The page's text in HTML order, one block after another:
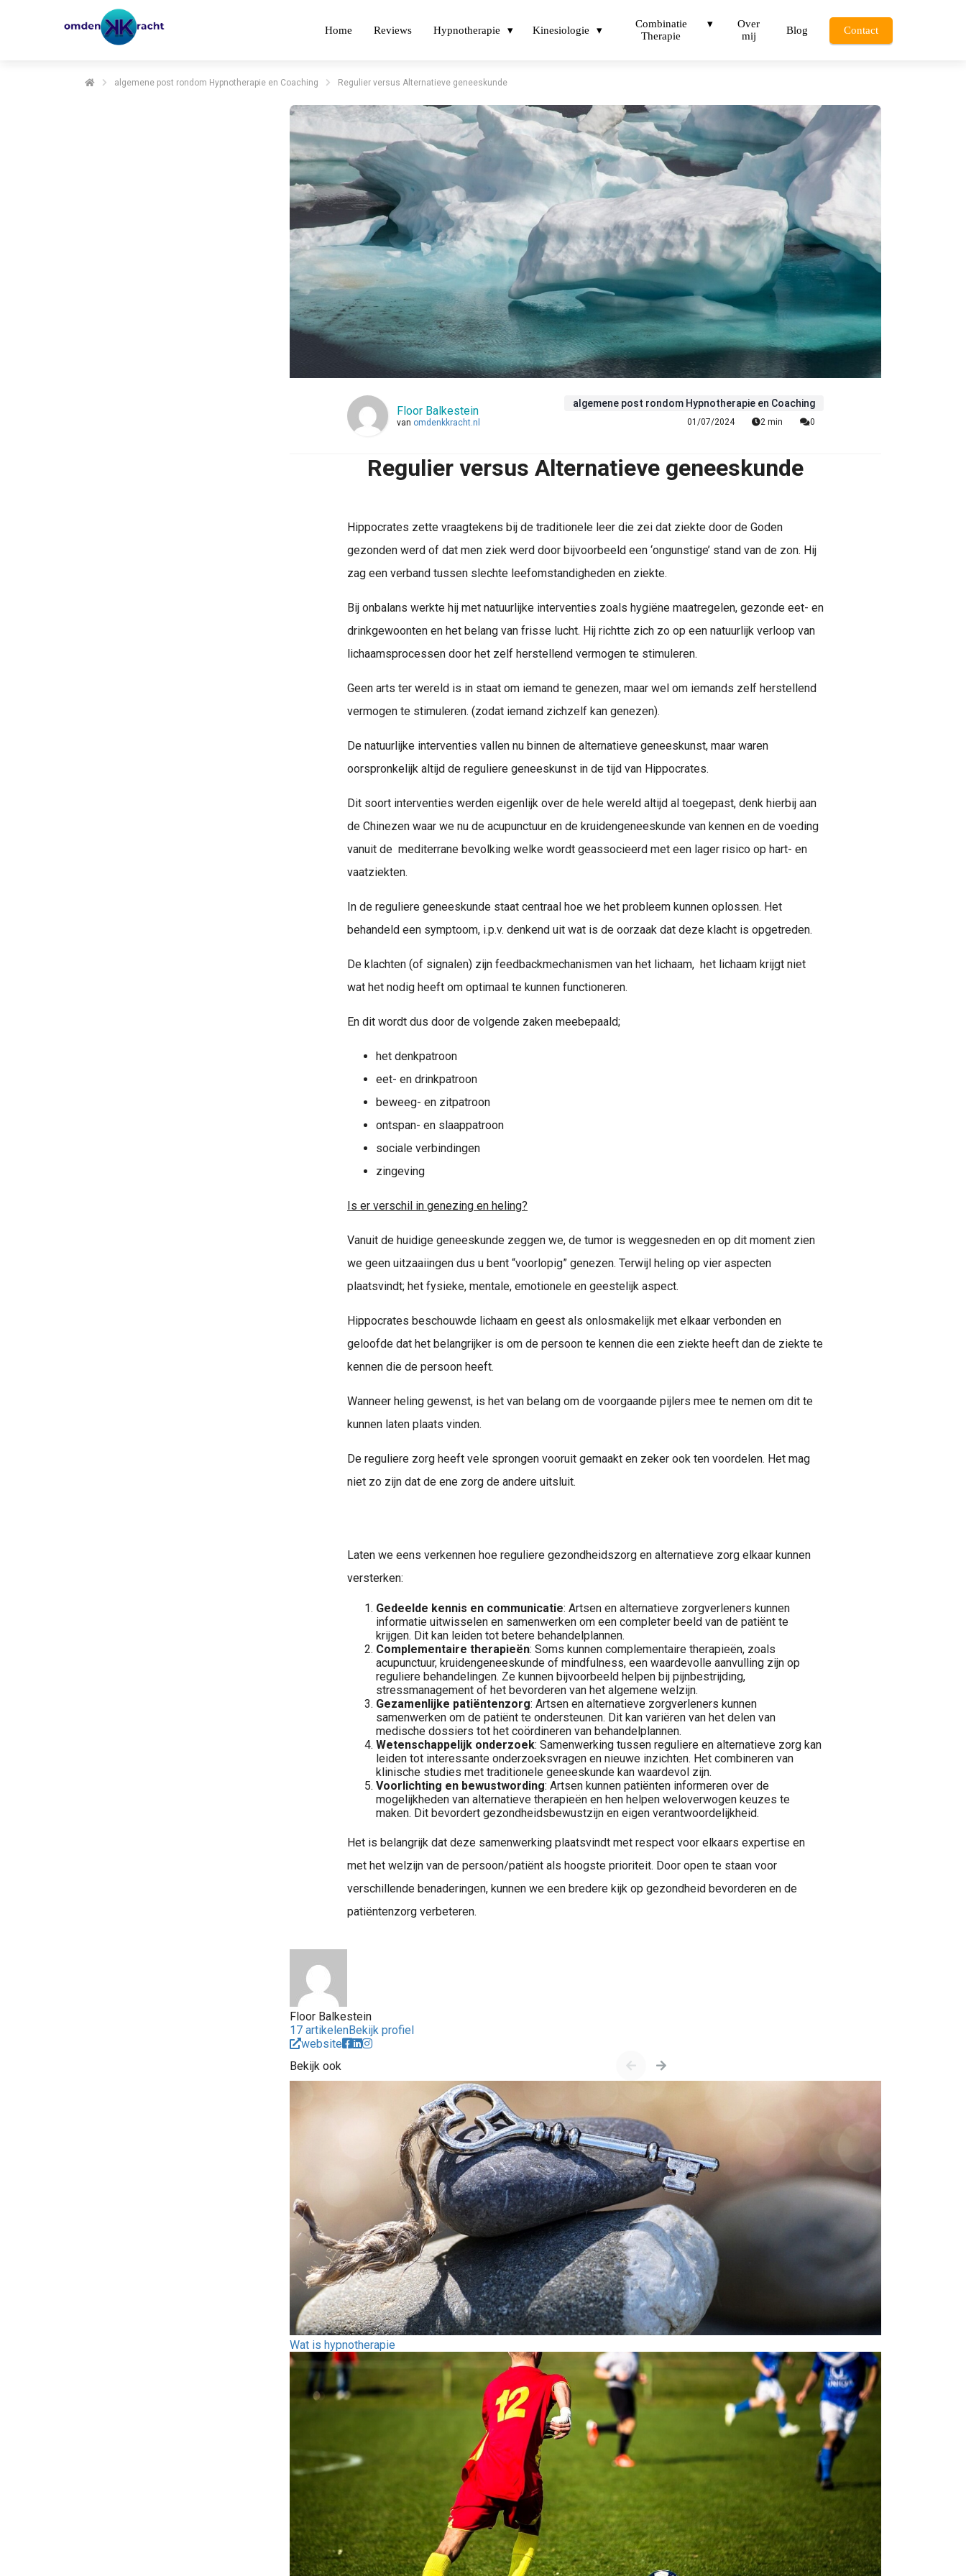
Home Reviews Hypnotherapie Kinesiologie
Combinatie
Therapie
Over
mij
Blog Contact
algemene post rondom Hypnotherapie en Coaching Regulier versus Alternatieve geneeskunde
Floor Balkestein
van omdenkkracht.nl
algemene post rondom Hypnotherapie en Coaching
01/07/2024 2 min 0
Regulier versus Alternatieve geneeskunde
Hippocrates zette vraagtekens bij de traditionele leer die zei dat ziekte door de Goden
gezonden werd of dat men ziek werd door bijvoorbeeld een ‘ongunstige’ stand van de zon. Hij
zag een verband tussen slechte leefomstandigheden en ziekte.
Bij onbalans werkte hij met natuurlijke interventies zoals hygiëne maatregelen, gezonde eet- en
drinkgewoonten en het belang van frisse lucht. Hij richtte zich zo op een natuurlijk verloop van
lichaamsprocessen door het zelf herstellend vermogen te stimuleren.
Geen arts ter wereld is in staat om iemand te genezen, maar wel om iemands zelf herstellend
vermogen te stimuleren. (zodat iemand zichzelf kan genezen).
De natuurlijke interventies vallen nu binnen de alternatieve geneeskunst, maar waren
oorspronkelijk altijd de reguliere geneeskunst in de tijd van Hippocrates.
Dit soort interventies werden eigenlijk over de hele wereld altijd al toegepast, denk hierbij aan
de Chinezen waar we nu de acupunctuur en de kruidengeneeskunde van kennen en de voeding
vanuit de mediterrane bevolking welke wordt geassocieerd met een lager risico op hart- en
vaatziekten.
In de reguliere geneeskunde staat centraal hoe we het probleem kunnen oplossen. Het
behandeld een symptoom, i.p.v. denkend uit wat is de oorzaak dat deze klacht is opgetreden.
De klachten (of signalen) zijn feedbackmechanismen van het lichaam, het lichaam krijgt niet
wat het nodig heeft om optimaal te kunnen functioneren.
En dit wordt dus door de volgende zaken meebepaald;
het denkpatroon
eet- en drinkpatroon
beweeg- en zitpatroon
ontspan- en slaappatroon
sociale verbindingen
zingeving
Is er verschil in genezing en heling?
Vanuit de huidige geneeskunde zeggen we, de tumor is weggesneden en op dit moment zien
we geen uitzaaiingen dus u bent “voorlopig” genezen. Terwijl heling op vier aspecten
plaatsvindt; het fysieke, mentale, emotionele en geestelijk aspect.
Hippocrates beschouwde lichaam en geest als onlosmakelijk met elkaar verbonden en
geloofde dat het belangrijker is om de persoon te kennen die een ziekte heeft dan de ziekte te
kennen die de persoon heeft.
Wanneer heling gewenst, is het van belang om de voorgaande pijlers mee te nemen om dit te
kunnen laten plaats vinden.
De reguliere zorg heeft vele sprongen vooruit gemaakt en zeker ook ten voordelen. Het mag
niet zo zijn dat de ene zorg de andere uitsluit.
Laten we eens verkennen hoe reguliere gezondheidszorg en alternatieve zorg elkaar kunnen
versterken:
Gedeelde kennis en communicatie: Artsen en alternatieve zorgverleners kunnen
informatie uitwisselen en samenwerken om een completer beeld van de patiënt te
krijgen. Dit kan leiden tot betere behandelplannen.
Complementaire therapieën: Soms kunnen complementaire therapieën, zoals
acupunctuur, kruidengeneeskunde of mindfulness, een waardevolle aanvulling zijn op
reguliere behandelingen. Ze kunnen bijvoorbeeld helpen bij pijnbestrijding,
stressmanagement of het bevorderen van het algemene welzijn.
Gezamenlijke patiëntenzorg: Artsen en alternatieve zorgverleners kunnen
samenwerken om de patiënt te ondersteunen. Dit kan variëren van het delen van
medische dossiers tot het coördineren van behandelplannen.
Wetenschappelijk onderzoek: Samenwerking tussen reguliere en alternatieve zorg kan
leiden tot interessante onderzoeksvragen en nieuwe inzichten. Het combineren van
klinische studies met traditionele geneeskunde kan waardevol zijn.
Voorlichting en bewustwording: Artsen kunnen patiënten informeren over de
mogelijkheden van alternatieve therapieën en hen helpen weloverwogen keuzes te
maken. Dit bevordert gezondheidsbewustzijn en eigen verantwoordelijkheid.
Het is belangrijk dat deze samenwerking plaatsvindt met respect voor elkaars expertise en
met het welzijn van de persoon/patiënt als hoogste prioriteit. Door open te staan voor
verschillende benaderingen, kunnen we een bredere kijk op gezondheid bevorderen en de
patiëntenzorg verbeteren.
Floor Balkestein
17 artikelenBekijk profiel
website
Bekijk ook
Wat is hypnotherapie